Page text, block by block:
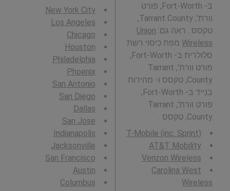
ב- Fort-Worth, פורט
וורת', Tarrant County,
טקסס . ראה גם: Union
Wireless מפת כיסוי רשת
סלולרית ב- Fort-Worth,
פורט וורת', Tarrant
County, טקסס ו- מהירות
בנייד ב- Fort-Worth,
פורט וורת', Tarrant
County, טקסס .
T-Mobile (inc. Sprint)
AT&T Mobility
Verizon Wireless
Carolina West
Wireless
New York City
Los Angeles
Chicago
Houston
Philadelphia
Phoenix
San Antonio
San Diego
Dallas
San Jose
Indianapolis
Jacksonville
San Francisco
Austin
Columbus